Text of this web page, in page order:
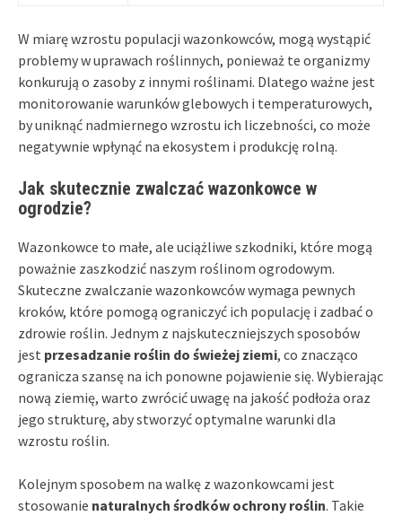
W miarę wzrostu populacji wazonkowców, mogą wystąpić
problemy w uprawach roślinnych, ponieważ te organizmy
konkurują o zasoby z innymi roślinami. Dlatego ważne jest
monitorowanie warunków glebowych i temperaturowych,
by uniknąć nadmiernego wzrostu ich liczebności, co może
negatywnie wpłynąć na ekosystem i produkcję rolną.
Jak skutecznie zwalczać wazonkowce w
ogrodzie?
Wazonkowce to małe, ale uciążliwe szkodniki, które mogą
poważnie zaszkodzić naszym roślinom ogrodowym.
Skuteczne zwalczanie wazonkowców wymaga pewnych
kroków, które pomogą ograniczyć ich populację i zadbać o
zdrowie roślin. Jednym z najskuteczniejszych sposobów
jest przesadzanie roślin do świeżej ziemi, co znacząco
ogranicza szansę na ich ponowne pojawienie się. Wybierając
nową ziemię, warto zwrócić uwagę na jakość podłoża oraz
jego strukturę, aby stworzyć optymalne warunki dla
wzrostu roślin.
Kolejnym sposobem na walkę z wazonkowcami jest
stosowanie naturalnych środków ochrony roślin. Takie